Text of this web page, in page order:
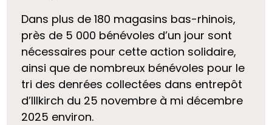
Dans plus de 180 magasins bas-rhinois,
près de 5 000 bénévoles d’un jour sont
nécessaires pour cette action solidaire,
ainsi que de nombreux bénévoles pour le
tri des denrées collectées dans entrepôt
d’Illkirch du 25 novembre à mi décembre
2025 environ.